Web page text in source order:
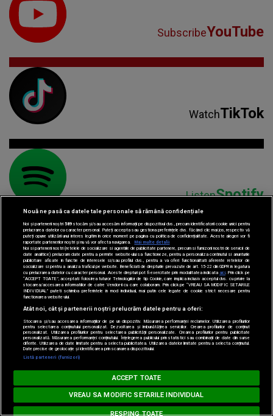
SubscribeYouTube
WatchTikTok
ListenSpotify
Parteneri:
Loading...
MUSIC NON STOP
#hitperepeat
Nouă ne pasă ca datele tale personale să rămână confidențiale
Noi și partenerii noștri589stocăm și/sau accesăm informații pe dispozitivul dvs., precum identificatorii cookie unici pentru
prelucrarea datelor cu caracter personal. Puteți accepta sau gestiona preferințele dvs. făcând clic mai jos, respectiv vă
puteți opune utilizării unui interes legitim în orice moment pe pagina cu politica de confidențialitate. Aceste alegeri vor fi
raportate partenerilor noștri și nu vă vor afecta navigarea.
Mai multe detalii
Noi si partenerii nostri (retelele de socializare si agentiile de publicitate partenere, precum si furnizorii nostri de servicii de
date analitice) prelucram date pentru a permite website-ului sa functioneze, pentru a personaliza continutul si anunturile
publicitare afisate in functie de interesele si/sau profilul dvs., pentru a va oferi functionalitati aferente retelelor de
socializare si pentru a analiza traficul pe website. Beneficiati de drepturile prevazute de art. 15-22 din GDPR in legatura
cu prelucrarea datelor cu caracter personal. Aceste drepturi pot fi exercitate prin modalitatea indicataaici . Prin click pe
“ACCEPT TOATE”, acceptati folosirea tuturor Tehnologiilor de tip Cookie, care implica inclusiv acceptul dvs. cu privire la
stocarea/accesarea informatiilor de catre Vendor-ii cu care colaboram. Prin click pe “VREAU SA MODIFIC SETARILE
INDIVIDUAL” puteti schimba preferintele in mod individual, mai putin cele legate de cookie strict necesare pentru
functionarea website-ului.
Atât noi, cât și partenerii noștri prelucrăm datele pentru a oferi:
Stocarea și/sau accesarea informațiilor de pe un dispozitiv. Măsurarea performanței reclamelor. Utilizarea profilurilor
pentru selectarea conținutului personalizat. Dezvoltarea și îmbunătățirea serviciilor. Crearea profilurilor de conținut
personalizat. Utilizarea profilurilor pentru selectarea publicității personalizate. Crearea profilurilor pentru publicitate
personalizată. Măsurarea performanței conținutului. Înțelegerea publicului prin statistici sau combinații de date din surse
diferite. Utilizarea de date limitate pentru a selecta publicitatea. Utilizarea datelor limitate pentru a selecta conținutul.
Date precise de geolocație și identificarea prin scanarea dispozitivului.
Listă parteneri (furnizori)
ACCEPT TOATE
RESPING TOATE
VREAU SA MODIFIC SETARILE INDIVIDUAL